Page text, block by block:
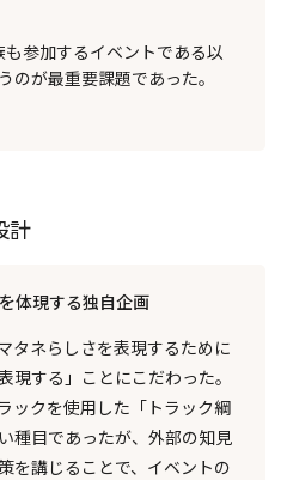
参加するイベントである以
のが最重要課題であった。
計
体現する独自企画
タネらしさを表現するために
現する」ことにこだわった。
ックを使用した「トラック綱
種目であったが、外部の知見
を講じることで、イベントの